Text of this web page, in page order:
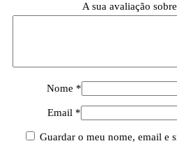
A sua avaliação
Nome *
Email *
Guardar o meu nome, email e